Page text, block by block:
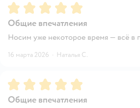
Рейтинг:5
Общие впечатления
Носим уже некоторое время — всё в
16 марта 2026 · Наталья С.
Рейтинг:5
Общие впечатления